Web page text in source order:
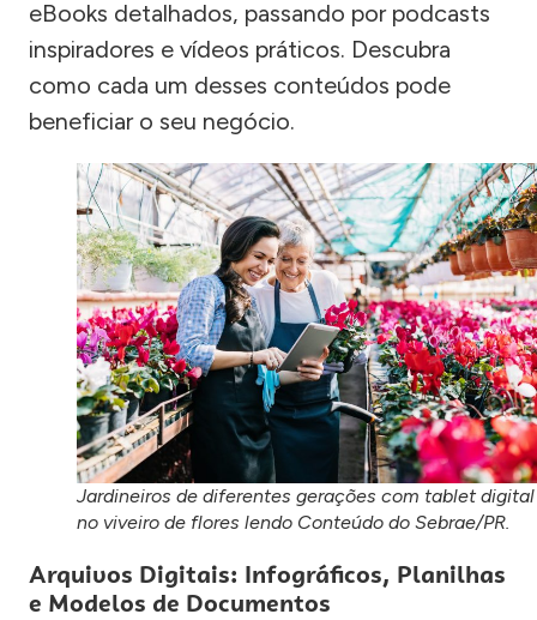
eBooks detalhados, passando por podcasts
inspiradores e vídeos práticos. Descubra
como cada um desses conteúdos pode
beneficiar o seu negócio.
Jardineiros de diferentes gerações com tablet digital
no viveiro de flores lendo Conteúdo do Sebrae/PR.
Arquivos Digitais: Infográficos, Planilhas
e Modelos de Documentos